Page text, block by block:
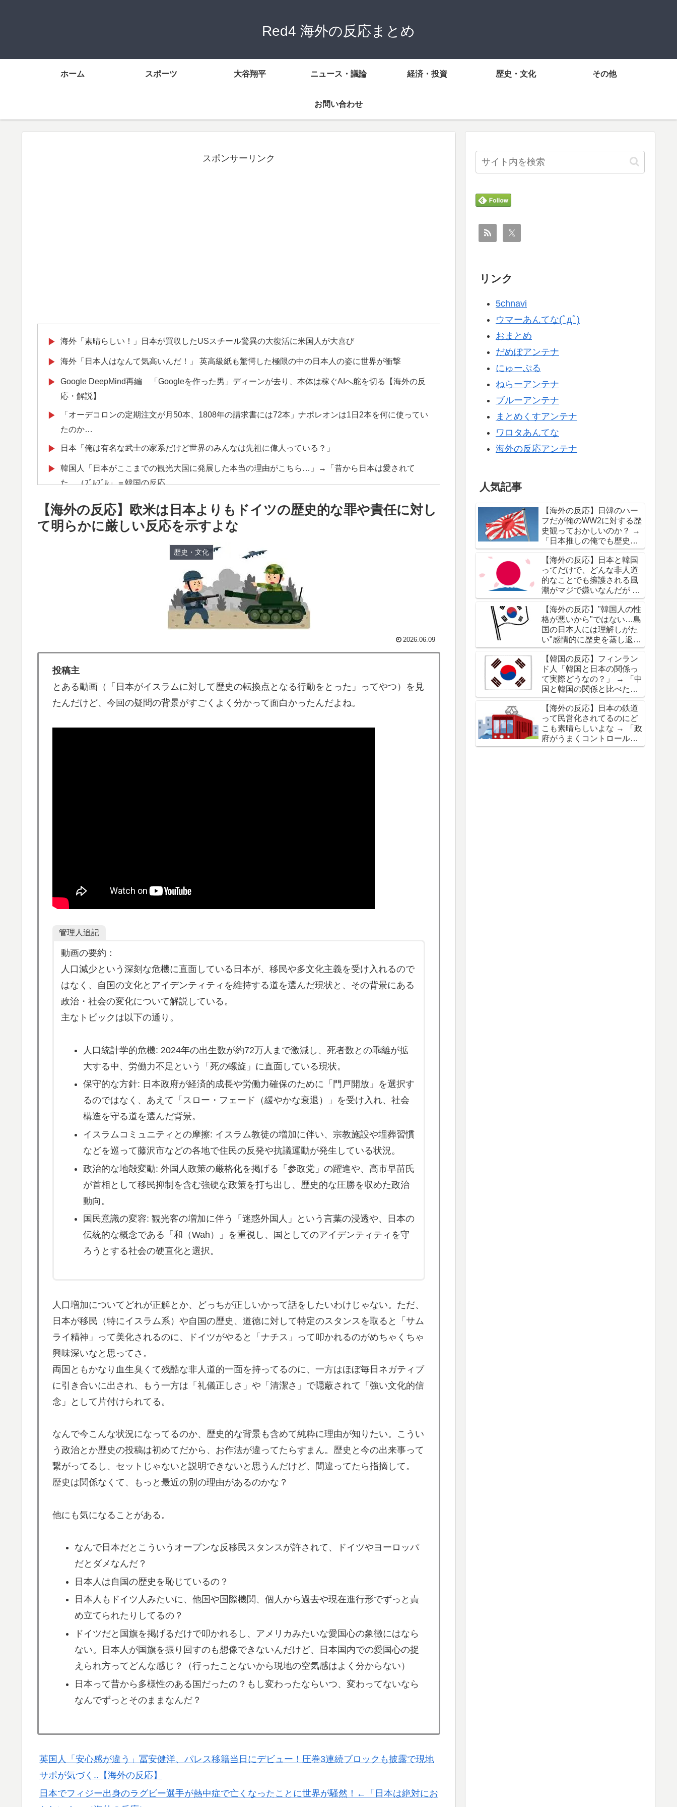
Red4 海外の反応まとめ
ホーム スポーツ 大谷翔平 ニュース・議論 経済・投資 歴史・文化 その他
お問い合わせ
スポンサーリンク
▶ 海外「素晴らしい！」日本が買収したUSスチール驚異の大復活に米国人が大喜び
▶ 海外「日本人はなんて気高いんだ！」 英高級紙も驚愕した極限の中の日本人の姿に世界が衝撃
▶
Google DeepMind再編 「Googleを作った男」ディーンが去り、本体は稼ぐAIへ舵を切る【海外の反
応・解説】
▶
「オーデコロンの定期注文が月50本、1808年の請求書には72本」ナポレオンは1日2本を何に使ってい
たのか…
▶ 日本「俺は有名な武士の家系だけど世界のみんなは先祖に偉人っている？」
▶
韓国人「日本がここまでの観光大国に発展した本当の理由がこちら…」→「昔から日本は愛されて
た…（ﾌﾞﾙﾌﾞﾙ」＝韓国の反応
▶ 海外「日本人はなんて気高いんだ！」 英高級紙も驚愕した極限の中の日本人の姿に世界が衝撃
▶ 3.1節がある月なのに…3月のカレンダーに日本の富士山・大阪城・桜が描かれ物議＝韓国の反応
か？」「日本人が言ってたこと正しかったね・・・...
海外「消火栓もフェイクだから消防士が右往左往する中国www」
【海外の反応】アルゼンチン協会、FIFA会長に確固たる支持を表明「隠す気もないんだなｗ」
外国人「俺達が見かけたヤバすぎる髪型を集めてみたｗｗｗｗ」
【海外の反応】中国がAI開発の主導権を握りつつあるよな → 「どうせアメリカは中国製AIを規制する
んだろうな」「自動車産業と同じ道を歩んでる気がする」
▶ 【朗報】寺田心、ベンチプレス110kgwww
▶
韓国人「我が国がクウェート戦で行った審判買収が本当に深刻である理由がこちら…」→「これはダ
メなやつ…（ﾌﾞﾙﾌﾞﾙ」＝韓国の反応
ント盆ダンス”も
てこなかった
スカトロ野郎「今日仕事が終わったらやっとうんこが食べられるぞ」←こんなやつが実在する事実
韓国人「韓国サッカー協会の性接待報道、海外でも大騒ぎに・・・2002年W杯4強の記録取り消しの声
も」→「マジで国の恥だ」「2002年まで疑う価値がある」「国民や国が築いた国格をサッカー選手が
足で蹴り飛ばすね」
韓国人「韓国サッカー協会関係者が『不適切接待は慣行だった』と衝撃発言！日韓ワールドカップ4強
大地震が起きても手術をやり遂げる日本の医療チーム、海外でも凄すぎると絶賛
外国人「アジア杯で優勝するんだ」日本代表、W杯ポット1入りに現実味!?2030大会で出場枠「64」な
ら追い風に！アメリカ人もポット1争いに熱視線！【海外の反応】
海外「2002年も審判を買収したのか！」韓国サッカー協会による国際試合の審判買収が発覚し大騒
ぎ！【海外の反応】
海外「日本のこの場所は現実とは思えないレベルで美しい…！」外国人が感動する日本の景色と
は・・・？【海外の反応】
韓国人「“韓国サッカー”性接待の試合結果をご覧ください」→「マッサージ効果は間違いないねｗ」
「これが本当のベッドサッカーだ」
インドネシアの西パプアでアメリカ人パイロット殺害を武装組織が主張。
ぺこぱ松蔭寺「みんな右とか左とか拘りすぎ。思想関係なく応援しようよ」
絡む活躍で海外絶賛！【海外の反応】
【海外の反応】欧米は日本よりもドイツの歴史的な罪や責任に対し
て明らかに厳しい反応を示すよな
歴史・文化
2026.06.09
投稿主
とある動画（「日本がイスラムに対して歴史の転換点となる行動をとった」ってやつ）を見
たんだけど、今回の疑問の背景がすごくよく分かって面白かったんだよね。
管理人追記
動画の要約：
人口減少という深刻な危機に直面している日本が、移民や多文化主義を受け入れるので
はなく、自国の文化とアイデンティティを維持する道を選んだ現状と、その背景にある
政治・社会の変化について解説している。
主なトピックは以下の通り。
人口統計学的危機: 2024年の出生数が約72万人まで激減し、死者数との乖離が拡
大する中、労働力不足という「死の螺旋」に直面している現状。
保守的な方針: 日本政府が経済的成長や労働力確保のために「門戸開放」を選択す
るのではなく、あえて「スロー・フェード（緩やかな衰退）」を受け入れ、社会
構造を守る道を選んだ背景。
イスラムコミュニティとの摩擦: イスラム教徒の増加に伴い、宗教施設や埋葬習慣
などを巡って藤沢市などの各地で住民の反発や抗議運動が発生している状況。
政治的な地殻変動: 外国人政策の厳格化を掲げる「参政党」の躍進や、高市早苗氏
が首相として移民抑制を含む強硬な政策を打ち出し、歴史的な圧勝を収めた政治
動向。
国民意識の変容: 観光客の増加に伴う「迷惑外国人」という言葉の浸透や、日本の
伝統的な概念である「和（Wah）」を重視し、国としてのアイデンティティを守
ろうとする社会の硬直化と選択。
人口増加についてどれが正解とか、どっちが正しいかって話をしたいわけじゃない。ただ、
日本が移民（特にイスラム系）や自国の歴史、道徳に対して特定のスタンスを取ると「サム
ライ精神」って美化されるのに、ドイツがやると「ナチス」って叩かれるのがめちゃくちゃ
興味深いなと思ってさ。
両国ともかなり血生臭くて残酷な非人道的一面を持ってるのに、一方はほぼ毎日ネガティブ
に引き合いに出され、もう一方は「礼儀正しさ」や「清潔さ」で隠蔽されて「強い文化的信
念」として片付けられてる。
なんで今こんな状況になってるのか、歴史的な背景も含めて純粋に理由が知りたい。こうい
う政治とか歴史の投稿は初めてだから、お作法が違ってたらすまん。歴史と今の出来事って
繋がってるし、セットじゃないと説明できないと思うんだけど、間違ってたら指摘して。
歴史は関係なくて、もっと最近の別の理由があるのかな？
他にも気になることがある。
なんで日本だとこういうオープンな反移民スタンスが許されて、ドイツやヨーロッパ
だとダメなんだ？
日本人は自国の歴史を恥じているの？
日本人もドイツ人みたいに、他国や国際機関、個人から過去や現在進行形でずっと責
め立てられたりしてるの？
ドイツだと国旗を掲げるだけで叩かれるし、アメリカみたいな愛国心の象徴にはなら
ない。日本人が国旗を振り回すのも想像できないんだけど、日本国内での愛国心の捉
えられ方ってどんな感じ？（行ったことないから現地の空気感はよく分からない）
日本って昔から多様性のある国だったの？もし変わったならいつ、変わってないなら
なんでずっとそのままなんだ？
英国人「安心感が違う」冨安健洋、パレス移籍当日にデビュー！圧巻3連続ブロックも披露で現地
サポが気づく..【海外の反応】
日本でフィジー出身のラグビー選手が熱中症で亡くなったことに世界が騒然！←「日本は絶対にお
リンク
5chnavi
ウマーあんてな(ﾟдﾟ)
おまとめ
だめぽアンテナ
にゅーぷる
ねらーアンテナ
ブルーアンテナ
まとめくすアンテナ
ワロタあんてな
海外の反応アンテナ
人気記事
【海外の反応】日韓のハー
フだが俺のWW2に対する歴
史観っておかしいのか？ →
「日本推しの俺でも歴史改
変は引くわ」「洗脳と不十
分な教育の賜物だな」
【海外の反応】日本と韓国
ってだけで、どんな非人道
的なことでも擁護される風
潮がマジで嫌いなんだが →
「"日本はWW2で酷いこと
をしたことを誰も知らな
い"って本気で言ってるの
か？」「ネットのやり過ぎ
じゃないか？」
【海外の反応】"韓国人の性
格が悪いから"ではない…島
国の日本人には理解しがた
い"感情的に歴史を蒸し返
す"根本原因 → 「自分たち
の被害者意識は高いのに加
害者意識が低すぎるわ」
「日本を批判するが韓国も
ベトナムで酷いことをして
たよね？」
【韓国の反応】フィンラン
ド人「韓国と日本の関係っ
て実際どうなの？」 → 「中
国と韓国の関係と比べたら
全然マシだぞ」「"反省も歴
史教育もしないドイツ"って
感じ」
【海外の反応】日本の鉄道
って民営化されてるのにど
こも素晴らしいよな → 「政
府がうまくコントロールし
てる感じ」「背景を踏まえ